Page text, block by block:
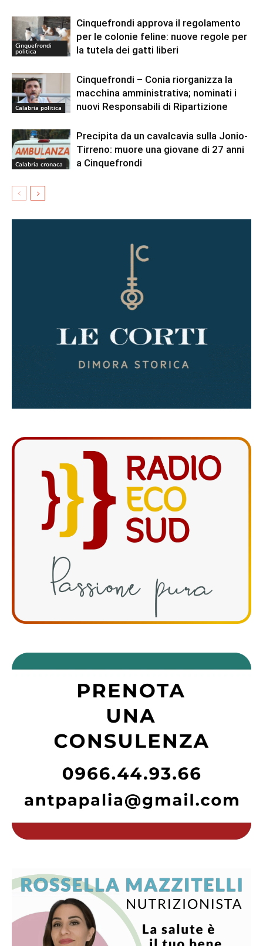
Cinquefrondi
politica
Cinquefrondi approva il regolamento
per le colonie feline: nuove regole per
la tutela dei gatti liberi
Calabria politica
Cinquefrondi – Conia riorganizza la
macchina amministrativa; nominati i
nuovi Responsabili di Ripartizione
Calabria cronaca
Precipita da un cavalcavia sulla Jonio-
Tirreno: muore una giovane di 27 anni
a Cinquefrondi